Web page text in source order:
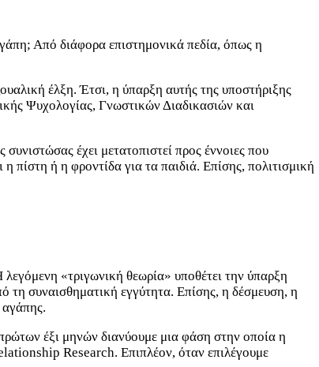
Από διάφορα επιστημονικά πεδία, όπως η
έλξη. Έτσι, η ύπαρξη αυτής της υποστήριξης
Ψυχολογίας, Γνωστικών Διαδικασιών και
έχει μετατοπιστεί προς έννοιες που
πίστη ή η φροντίδα για τα παιδιά. Επίσης, πολιτισμική
«τριγωνική θεωρία» υποθέτει την ύπαρξη
τη συναισθηματική εγγύτητα. Επίσης, η δέσμευση, η
αγάπης.
έξι μηνών διανύουμε μια φάση στην οποία η
Research. Επιπλέον, όταν επιλέγουμε